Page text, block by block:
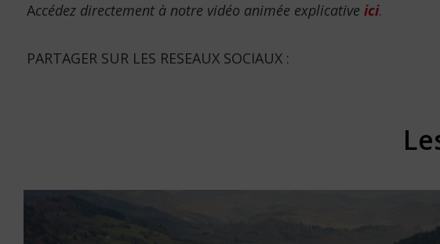
Accédez directement à notre vidéo animée explicative ici.
PARTAGER SUR LES RESEAUX SOCIAUX :